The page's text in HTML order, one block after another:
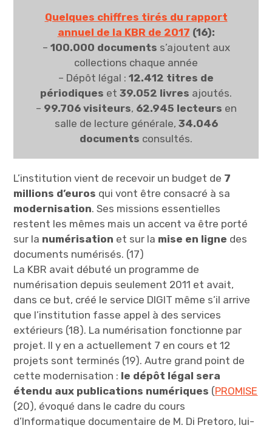
Quelques chiffres tirés du rapport
annuel de la KBR de 2017 (16):
– 100.000 documents s’ajoutent aux
collections chaque année
– Dépôt légal : 12.412 titres de
périodiques et 39.052 livres ajoutés.
– 99.706 visiteurs, 62.945 lecteurs en
salle de lecture générale, 34.046
documents consultés.
L’institution vient de recevoir un budget de 7
millions d’euros qui vont être consacré à sa
modernisation. Ses missions essentielles
restent les mêmes mais un accent va être porté
sur la numérisation et sur la mise en ligne des
documents numérisés. (17)
La KBR avait débuté un programme de
numérisation depuis seulement 2011 et avait,
dans ce but, créé le service DIGIT même s’il arrive
que l’institution fasse appel à des services
extérieurs (18). La numérisation fonctionne par
projet. Il y en a actuellement 7 en cours et 12
projets sont terminés (19). Autre grand point de
cette modernisation : le dépôt légal sera
étendu aux publications numériques (PROMISE
(20), évoqué dans le cadre du cours
d’Informatique documentaire de M. Di Pretoro, lui-